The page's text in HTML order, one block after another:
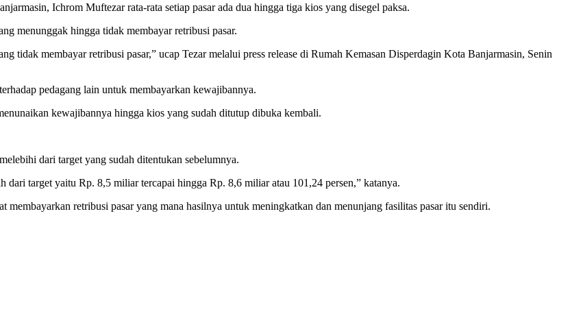
Ichrom Muftezar rata-rata setiap pasar ada dua hingga tiga kios yang disegel paksa.
menunggak hingga tidak membayar retribusi pasar.
tidak membayar retribusi pasar,” ucap Tezar melalui press release di Rumah Kemasan Disperdagin Kota Banjarmasin, Senin
pedagang lain untuk membayarkan kewajibannya.
kewajibannya hingga kios yang sudah ditutup dibuka kembali.
dari target yang sudah ditentukan sebelumnya.
dari target yaitu Rp. 8,5 miliar tercapai hingga Rp. 8,6 miliar atau 101,24 persen,” katanya.
retribusi pasar yang mana hasilnya untuk meningkatkan dan menunjang fasilitas pasar itu sendiri.